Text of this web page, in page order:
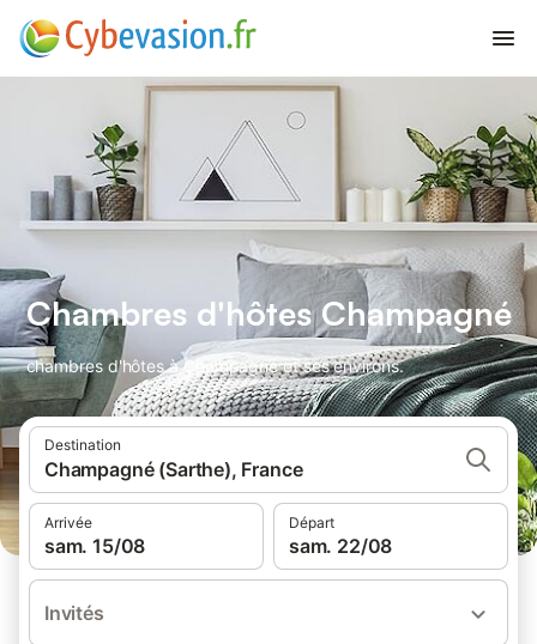
Chambres d'hôtes Champagné
chambres d'hôtes à Champagné et ses environs.
Destination
Champagné (Sarthe), France
Arrivée
sam. 15/08
Départ
sam. 22/08
Invités